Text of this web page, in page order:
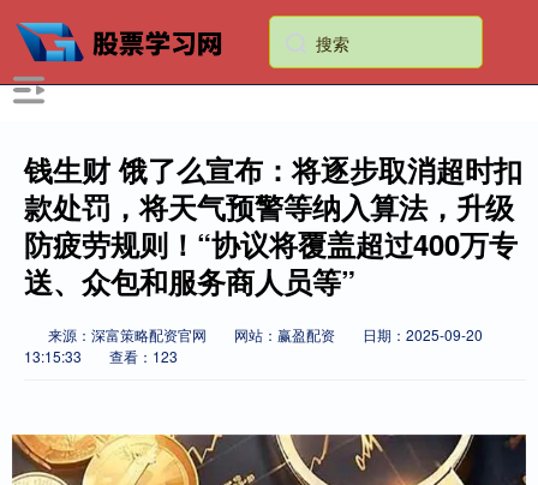
钱生财 饿了么宣布：将逐步取消超时扣
款处罚，将天气预警等纳入算法，升级
防疲劳规则！“协议将覆盖超过400万专
送、众包和服务商人员等”
来源：深富策略配资官网 网站：赢盈配资
日期：2025-09-20
13:15:33
查看：123